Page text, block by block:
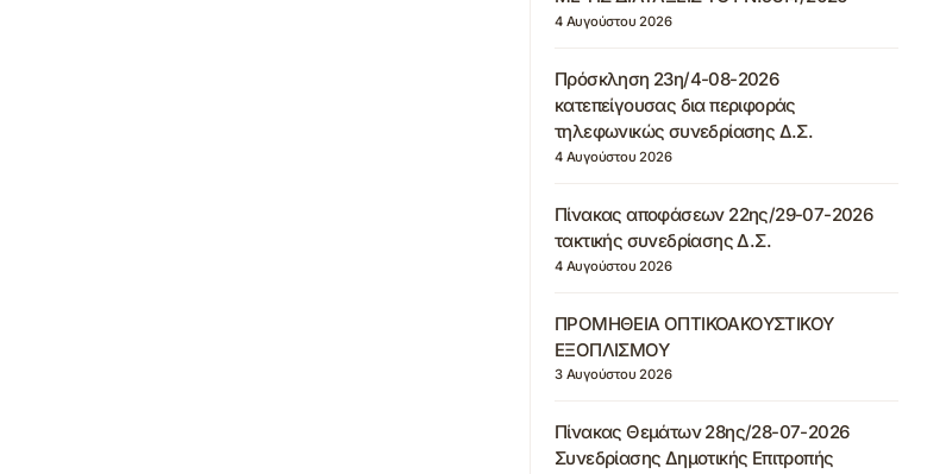
4 Αυγούστου 2026
Πρόσκληση 23η/4-08-2026
κατεπείγουσας δια περιφοράς
τηλεφωνικώς συνεδρίασης Δ.Σ.
4 Αυγούστου 2026
Πίνακας αποφάσεων 22ης/29-07-2026
τακτικής συνεδρίασης Δ.Σ.
4 Αυγούστου 2026
ΠΡΟΜΗΘΕΙΑ ΟΠΤΙΚΟΑΚΟΥΣΤΙΚΟΥ
ΕΞΟΠΛΙΣΜΟΥ
3 Αυγούστου 2026
Πίνακας Θεμάτων 28ης/28-07-2026
Συνεδρίασης Δημοτικής Επιτροπής